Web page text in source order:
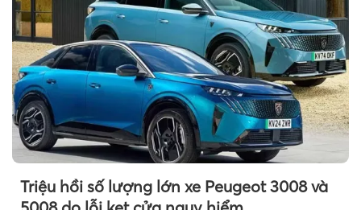
Triệu hồi số lượng lớn xe Peugeot 3008 và